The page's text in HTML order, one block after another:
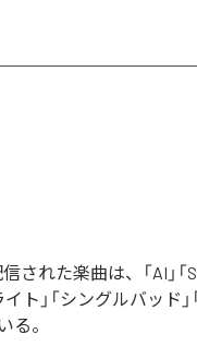
れた楽曲は、「AI」「
イト」「シングルバッド」
る。